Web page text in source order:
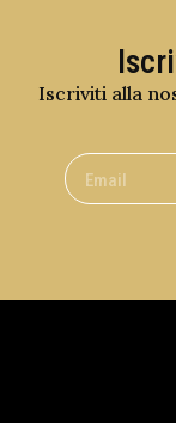
Iscriviti alla